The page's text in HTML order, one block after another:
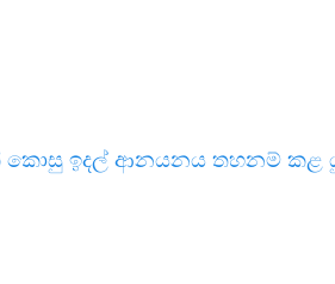
කොසු ඉදල් ආනයනය තහනම් කළ